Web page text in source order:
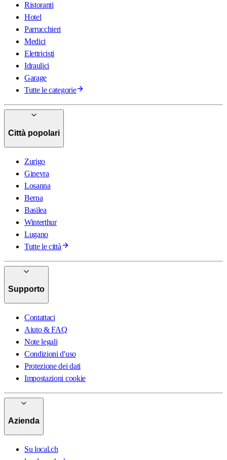
Ristoranti
Hotel
Parrucchieri
Medici
Elettricisti
Idraulici
Garage
Tutte le categorie
Città popolari
Zurigo
Ginevra
Losanna
Berna
Basilea
Winterthur
Lugano
Tutte le città
Supporto
Contattaci
Aiuto & FAQ
Note legali
Condizioni d'uso
Protezione dei dati
Impostazioni cookie
Azienda
Su local.ch